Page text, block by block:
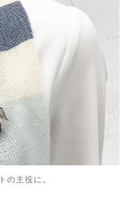
の主役に。